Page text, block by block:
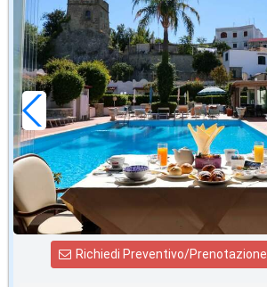
in offerta da
€69,00
a notte
Richiedi Preventivo/Prenotazione